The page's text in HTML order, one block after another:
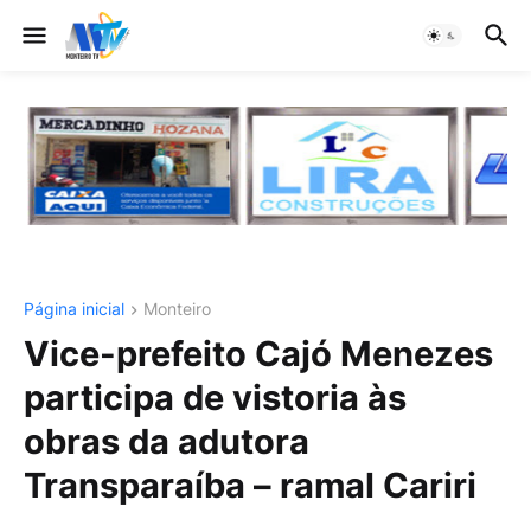
Página inicial Monteiro
Vice-prefeito Cajó Menezes
participa de vistoria às
obras da adutora
Transparaíba – ramal Cariri